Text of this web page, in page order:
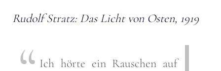
Rudolf Stratz: Das Licht von Osten, 1919
Ich hörte ein Rauschen auf